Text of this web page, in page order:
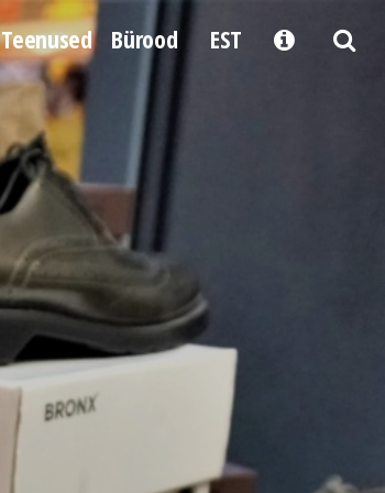
Teenused Bürood EST